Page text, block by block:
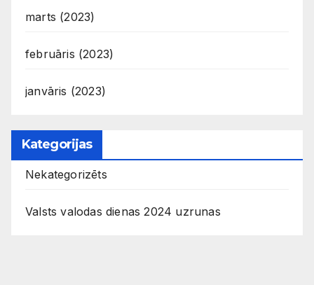
marts (2023)
februāris (2023)
janvāris (2023)
Kategorijas
Nekategorizēts
Valsts valodas dienas 2024 uzrunas